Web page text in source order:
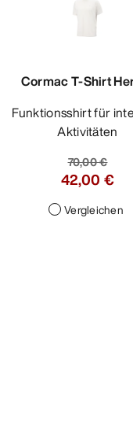
Cormac T-Shirt
Funktionsshirt für intensive
Aktivitäten
70,00 €
42,00 €
Vergleichen